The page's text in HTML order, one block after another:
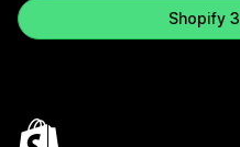
Shopify 3